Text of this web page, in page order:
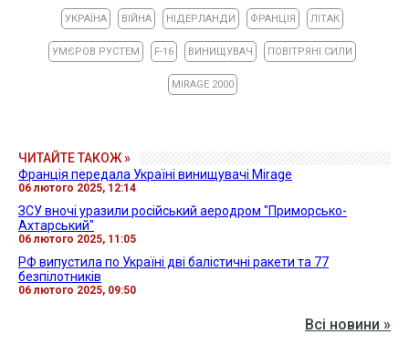
УКРАЇНА ВІЙНА НІДЕРЛАНДИ ФРАНЦІЯ ЛІТАК
УМЄРОВ РУСТЕМ F-16 ВИНИЩУВАЧ ПОВІТРЯНІ СИЛИ
MIRAGE 2000
ЧИТАЙТЕ ТАКОЖ »
Франція передала Україні винищувачі Mirage
06 лютого 2025, 12:14
ЗСУ вночі уразили російський аеродром "Приморсько-
Ахтарський"
06 лютого 2025, 11:05
РФ випустила по Україні дві балістичні ракети та 77
безпілотників
06 лютого 2025, 09:50
Всі новини »